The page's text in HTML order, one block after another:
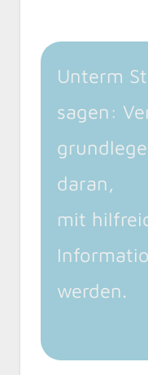
Unterm
sagen:
daran,
mit
werden.